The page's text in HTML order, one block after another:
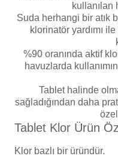
Kalsiyum Hipoklorit
Süper
Tuz
Temizleyici
Bahçe
Havuz Robotu Yedek
Dalgıç Pompa
kullanılan
Suda herhangi bir atık
klorinatör yardımı
%90 oranında aktif
havuzlarda
Tablet halinde
sağladığından daha
Tablet Klor Ürün
Klor bazlı bir üründür.